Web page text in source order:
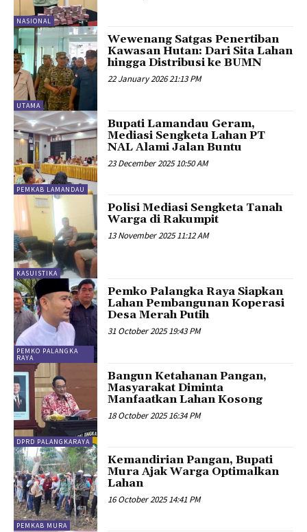
NASIONAL
UTAMA
Wewenang Satgas Penertiban
Kawasan Hutan: Dari Sita Lahan
hingga Distribusi ke BUMN
22 January 2026 21:13 PM
PEMKAB LAMANDAU
Bupati Lamandau Geram,
Mediasi Sengketa Lahan PT
NAL Alami Jalan Buntu
23 December 2025 10:50 AM
KASUISTIKA
Polisi Mediasi Sengketa Tanah
Warga di Rakumpit
13 November 2025 11:12 AM
PEMKO PALANGKA
RAYA
Pemko Palangka Raya Siapkan
Lahan Pembangunan Koperasi
Desa Merah Putih
31 October 2025 19:43 PM
DPRD PALANGKARAYA
Bangun Ketahanan Pangan,
Masyarakat Diminta
Manfaatkan Lahan Kosong
18 October 2025 16:34 PM
PEMKAB MURA
Kemandirian Pangan, Bupati
Mura Ajak Warga Optimalkan
Lahan
16 October 2025 14:41 PM